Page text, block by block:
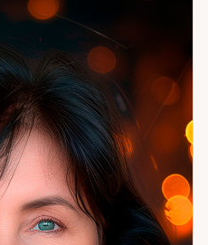
и то же — с разными
Нахожу
чтобы человек мог её
самопознание и измена:
означает для отношений,
После консультации
вопрос, а ощущение, что
опоры.